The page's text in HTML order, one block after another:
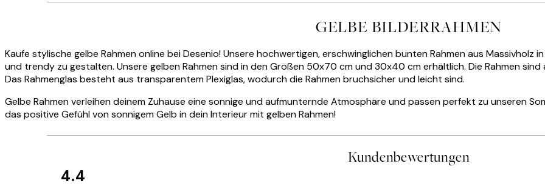
GELBE BILDERRAHMEN
Kaufe stylische gelbe Rahmen online bei Desenio! Unsere hochwertigen, erschwinglichen bunten Rahmen aus Massivholz
und trendy zu gestalten. Unsere gelben Rahmen sind in den Größen 50x70 cm und 30x40 cm erhältlich. Die Rahmen
Das Rahmenglas besteht aus transparentem Plexiglas, wodurch die Rahmen bruchsicher und leicht sind.
Gelbe Rahmen verleihen deinem Zuhause eine sonnige und aufmunternde Atmosphäre und passen perfekt zu unseren
das positive Gefühl von sonnigem Gelb in dein Interieur mit gelben Rahmen!
Kundenbewertungen
4.4